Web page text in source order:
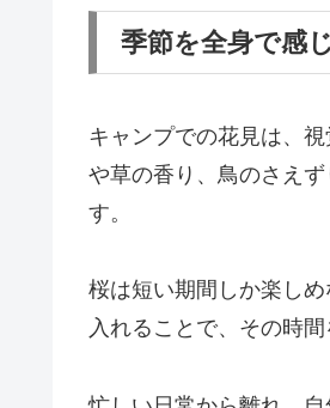
季節を全身で感
キャンプでの花見は、
や草の香り、鳥のさえ
す。
桜は短い期間しか楽し
入れることで、その時